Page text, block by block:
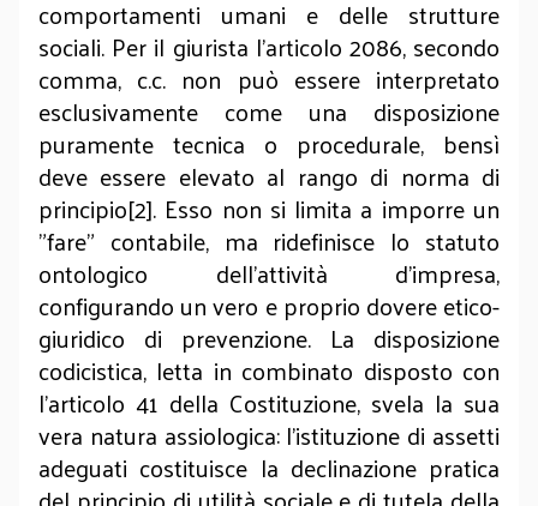
comportamenti umani e delle strutture
sociali. Per il giurista l'articolo 2086, secondo
comma, c.c. non può essere interpretato
esclusivamente come una disposizione
puramente tecnica o procedurale, bensì
deve essere elevato al rango di norma di
principio[2]. Esso non si limita a imporre un
"fare" contabile, ma ridefinisce lo statuto
ontologico dell'attività d'impresa,
configurando un vero e proprio dovere etico-
giuridico di prevenzione. La disposizione
codicistica, letta in combinato disposto con
l'articolo 41 della Costituzione, svela la sua
vera natura assiologica: l'istituzione di assetti
adeguati costituisce la declinazione pratica